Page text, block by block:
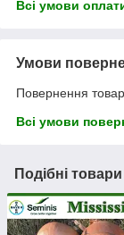
Всі умови
Умови
Повернення
Всі умови
Подібні